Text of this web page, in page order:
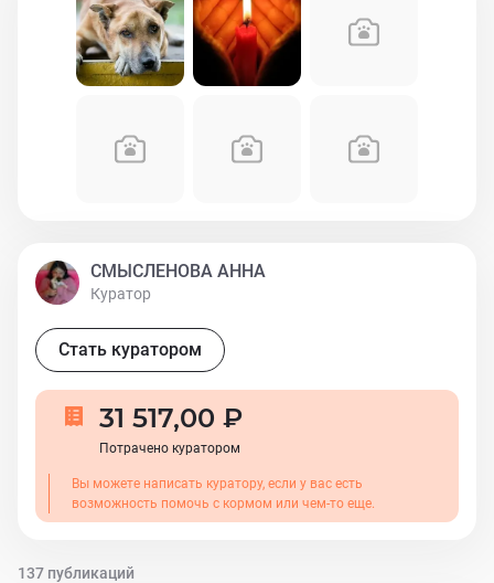
и я молюсь, чтобы пожил еще! Ведь его любят,
заботятся о нем.
СМЫСЛЕНОВА АННА
Куратор
Стать куратором
31 517,00 ₽
Потрачено куратором
Вы можете написать куратору, если у вас есть
возможность помочь с кормом или чем-то еще.
137 публикаций